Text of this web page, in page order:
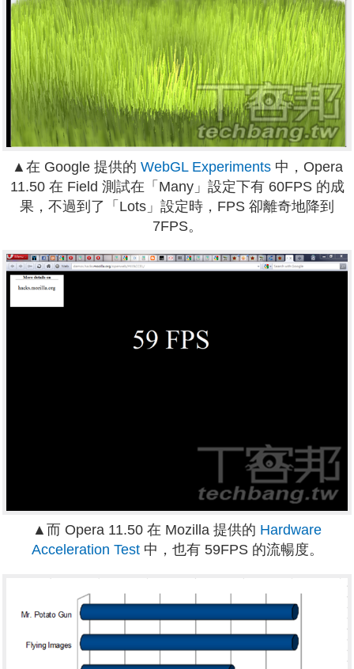
▲在 Google 提供的 WebGL Experiments中，Opera
11.50 在 Field 測試在「Many」設定下有 60FPS 的成
果，不過到了「Lots」設定時，FPS 卻離奇地降到
7FPS。
▲而 Opera 11.50 在 Mozilla 提供的 Hardware
Acceleration Test中，也有 59FPS 的流暢度。